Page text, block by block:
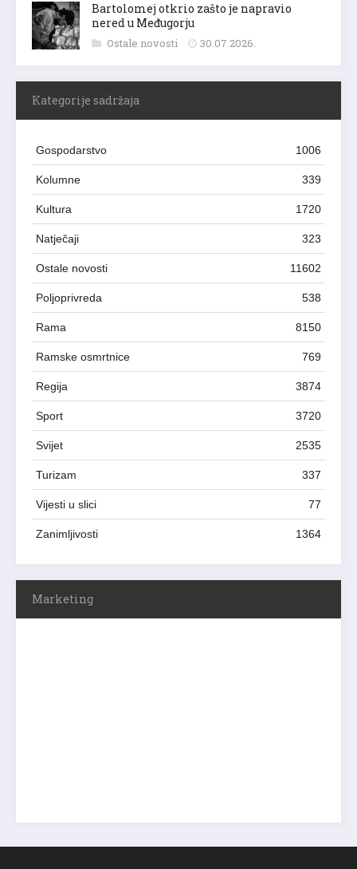
Bartolomej otkrio zašto je napravio
nered u Međugorju
Ostale novosti 30.07.2026.
Kategorije sadržaja
Gospodarstvo 1006
Kolumne 339
Kultura 1720
Natječaji 323
Ostale novosti 11602
Poljoprivreda 538
Rama 8150
Ramske osmrtnice 769
Regija 3874
Sport 3720
Svijet 2535
Turizam 337
Vijesti u slici 77
Zanimljivosti 1364
Marketing